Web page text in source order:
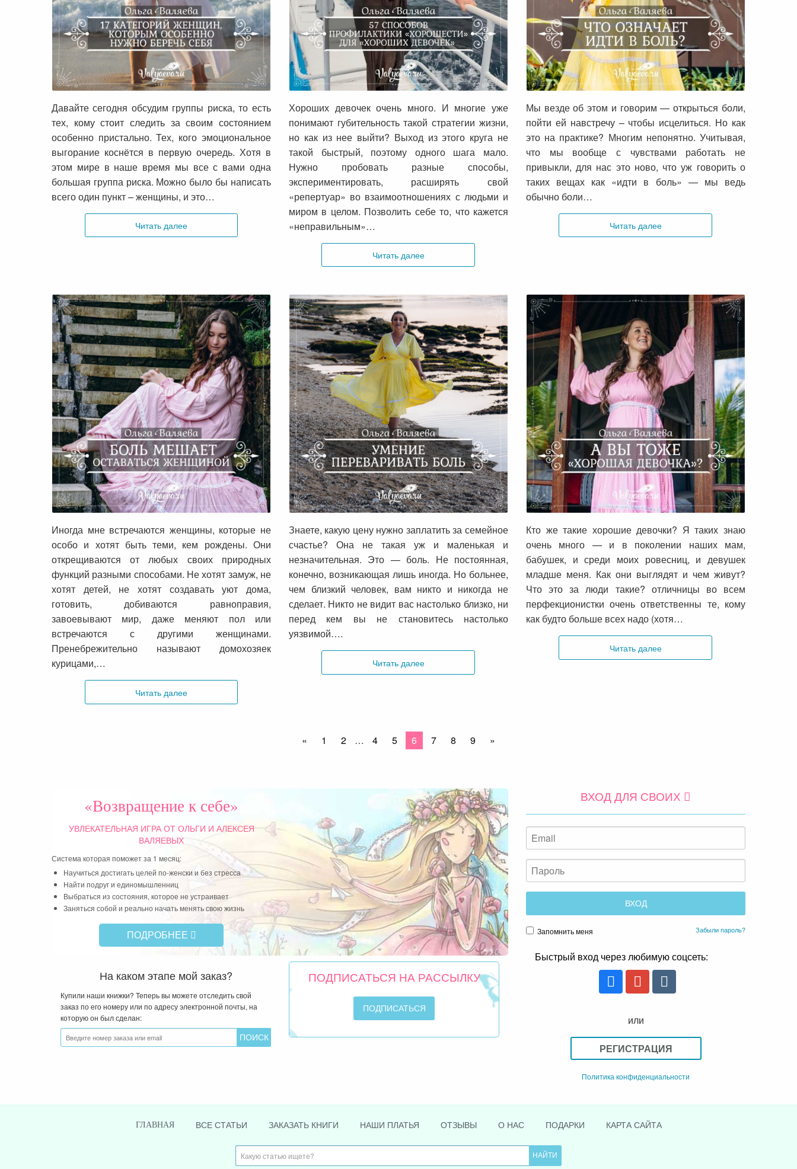
17 категорий женщин, которым
особенно нужно беречь себя
Давайте сегодня обсудим группы риска, то есть
тех, кому стоит следить за своим состоянием
особенно пристально. Тех, кого эмоциональное
выгорание коснётся в первую очередь. Хотя в
этом мире в наше время мы все с вами одна
большая группа риска. Можно было бы написать
всего один пункт – женщины, и это…
Читать далее
57 способов профилактики
«хорошести» для «хороших девочек»
Хороших девочек очень много. И многие уже
понимают губительность такой стратегии жизни,
но как из нее выйти? Выход из этого круга не
такой быстрый, поэтому одного шага мало.
Нужно пробовать разные способы,
экспериментировать, расширять свой
«репертуар» во взаимоотношениях с людьми и
миром в целом. Позволить себе то, что кажется
«неправильным»…
Читать далее
Что означает идти в боль?
Мы везде об этом и говорим — открыться боли,
пойти ей навстречу – чтобы исцелиться. Но как
это на практике? Многим непонятно. Учитывая,
что мы вообще с чувствами работать не
привыкли, для нас это ново, что уж говорить о
таких вещах как «идти в боль» — мы ведь
обычно боли…
Читать далее
Боль мешает оставаться женщиной
Иногда мне встречаются женщины, которые не
особо и хотят быть теми, кем рождены. Они
открещиваются от любых своих природных
функций разными способами. Не хотят замуж, не
хотят детей, не хотят создавать уют дома,
готовить, добиваются равноправия,
завоевывают мир, даже меняют пол или
встречаются с другими женщинами.
Пренебрежительно называют домохозяек
курицами,…
Читать далее
Умение переваривать боль
Знаете, какую цену нужно заплатить за семейное
счастье? Она не такая уж и маленькая и
незначительная. Это — боль. Не постоянная,
конечно, возникающая лишь иногда. Но больнее,
чем близкий человек, вам никто и никогда не
сделает. Никто не видит вас настолько близко, ни
перед кем вы не становитесь настолько
уязвимой….
Читать далее
А вы тоже «хорошая девочка»?
Кто же такие хорошие девочки? Я таких знаю
очень много — и в поколении наших мам,
бабушек, и среди моих ровесниц, и девушек
младше меня. Как они выглядят и чем живут?
Что это за люди такие? отличницы во всем
перфекционистки очень ответственны те, кому
как будто больше всех надо (хотя…
Читать далее
« 1 2 … 4 5 6 7 8 9 »
«Возвращение к себе»
УВЛЕКАТЕЛЬНАЯ ИГРАОТ ОЛЬГИ И АЛЕКСЕЯ
ВАЛЯЕВЫХ
Система которая поможет за 1 месяц:
Научиться достигать целей по-женски и без стресса
Найти подруг и единомышленниц
Выбраться из состояния, которое не устраивает
Заняться собой и реально начать менять свою жизнь
ПОДРОБНЕЕ
На каком этапе мой заказ?
Купили наши книжки? Теперь вы можете отследить свой
заказ по его номеру или по адресу электронной почты, на
которую он был сделан:
ПОДПИСАТЬСЯ НА РАССЫЛКУ
ВХОД ДЛЯ СВОИХ
Запомнить меня Забыли пароль?
Быстрый вход через любимую соцсеть:
или
РЕГИСТРАЦИЯ
Политика конфиденциальности
ГЛАВНАЯ ВСЕ СТАТЬИ ЗАКАЗАТЬ КНИГИ НАШИ ПЛАТЬЯ ОТЗЫВЫ О НАС ПОДАРКИ КАРТА САЙТА